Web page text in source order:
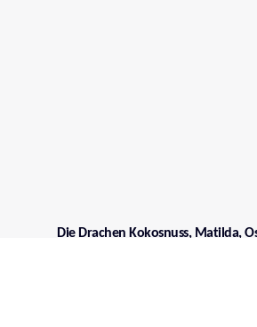
Die Drachen Kokosnuss, Matilda,